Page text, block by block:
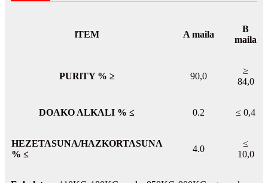
lTEM A maila
B
maila
PURlTY % ≥ 90,0
≥
84,0
DOAKO ALKALI % ≤ 0.2 ≤ 0,4
HEZETASUNA/HAZKORTASUNA
% ≤
4.0
≤
10,0